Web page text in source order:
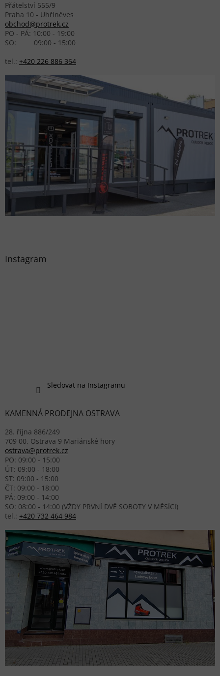
Přátelství 555/9
Praha 10 - Uhříněves
obchod@protrek.cz
PO - PÁ: 10:00 - 19:00
SO: 09:00 - 15:00
tel.: +420 226 886 364
Instagram
Sledovat na Instagramu
KAMENNÁ PRODEJNA OSTRAVA
28. října 886/249
709 00, Ostrava 9 Mariánské hory
ostrava@protrek.cz
PO: 09:00 - 15:00
ÚT: 09:00 - 18:00
ST: 09:00 - 15:00
ČT: 09:00 - 18:00
PÁ: 09:00 - 14:00
SO: 08:00 - 14:00 (VŽDY PRVNÍ DVĚ SOBOTY V MĚSÍCI)
tel.: +420 732 464 984